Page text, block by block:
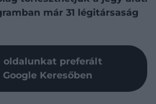
már 31 légitársaság
oldalunkat preferált
Keresőben